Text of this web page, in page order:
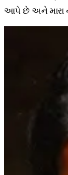
આપે છે અને મારા